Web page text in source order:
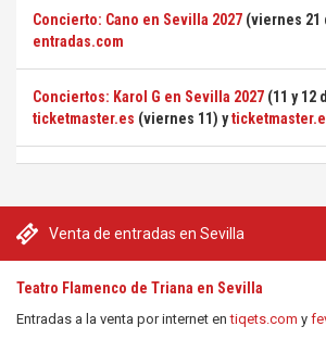
Venta de entradas en Sevilla
Teatro Flamenco de Triana en Sevilla
Entradas a la venta por internet entiqets.com y
Concierto: Cano en Sevilla 2027 (viernes 21
entradas.com
Conciertos: Karol G en Sevilla 2027 (11 y 12
ticketmaster.es (viernes 11) y